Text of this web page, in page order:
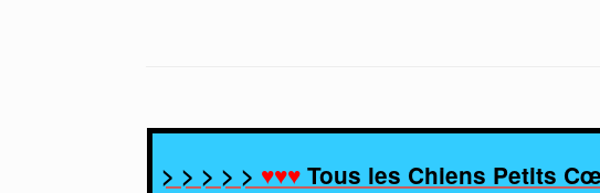
> > > > > ♥♥♥Tous les Chiens Petits